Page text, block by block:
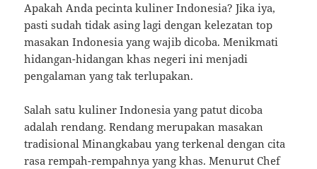
Apakah Anda pecinta kuliner Indonesia? Jika iya,
pasti sudah tidak asing lagi dengan kelezatan top
masakan Indonesia yang wajib dicoba. Menikmati
hidangan-hidangan khas negeri ini menjadi
pengalaman yang tak terlupakan.
Salah satu kuliner Indonesia yang patut dicoba
adalah rendang. Rendang merupakan masakan
tradisional Minangkabau yang terkenal dengan cita
rasa rempah-rempahnya yang khas. Menurut Chef